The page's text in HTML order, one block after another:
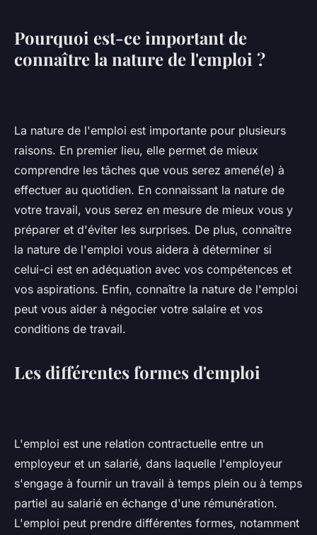
Pourquoi est-ce important de
connaître la nature de l'emploi ?
La nature de l'emploi est importante pour plusieurs
raisons. En premier lieu, elle permet de mieux
comprendre les tâches que vous serez amené(e) à
effectuer au quotidien. En connaissant la nature de
votre travail, vous serez en mesure de mieux vous y
préparer et d'éviter les surprises. De plus, connaître
la nature de l'emploi vous aidera à déterminer si
celui-ci est en adéquation avec vos compétences et
vos aspirations. Enfin, connaître la nature de l'emploi
peut vous aider à négocier votre salaire et vos
conditions de travail.
Les différentes formes d'emploi
L'emploi est une relation contractuelle entre un
employeur et un salarié, dans laquelle l'employeur
s'engage à fournir un travail à temps plein ou à temps
partiel au salarié en échange d'une rémunération.
L'emploi peut prendre différentes formes, notamment